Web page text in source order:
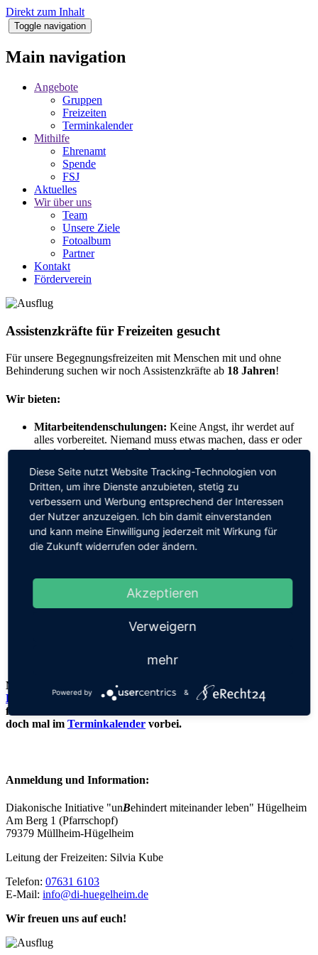
Direkt zum Inhalt
Toggle navigation
Main navigation
Angebote
Gruppen
Freizeiten
Terminkalender
Mithilfe
Ehrenamt
Spende
FSJ
Aktuelles
Wir über uns
Team
Unsere Ziele
Fotoalbum
Partner
Kontakt
Förderverein
Assistenzkräfte für Freizeiten gesucht
Für unsere Begegnungsfreizeiten mit Menschen mit und ohne
Behinderung suchen wir noch Assistenzkräfte ab 18 Jahren!
Wir bieten:
Mitarbeitendenschulungen: Keine Angst, ihr werdet auf
alles vorbereitet. Niemand muss etwas machen, dass er oder
sie sich nicht zutraut! Du brauchst kein Vorwissen, nur
Offenheit für Menschen.
Aufwandsentschädigung:Pro Tag bekommt ihr 50 Euro
für eine 15-tägige Freizeit bedeutet das750 Euro
Versicherungsschutz: Ihr erhaltet während der kompletten
Freizeit bei uns eine Haft- und Unfallversicherung!
Freie Unterkunft und Verpflegung!
Bescheinigung der Tätigkeit:Immer mehr
schreiben euch eine Bescheinigung für eure ehrenamtliche
Spaß, Freude und glückliche Menschen:
Helft uns dabei,
Neben unseren Freizeiten bieten wir auch verschiedenste
Begegnungsangebotezwischen unseren Freizeiten an. Hier
freuen wir uns immer über ehrenamtliche Helfer*innen. Schau
doch mal im Terminkalender vorbei.
Anmeldung und Information:
Diakonische Initiative "unBehindert miteinander leben" Hügelheim
Am Berg 1 (Pfarrschopf)
79379 Müllheim-Hügelheim
Leitung der Freizeiten: Silvia Kube
Telefon: 07631 6103
E-Mail: info@di-huegelheim.de
Wir freuen uns auf euch!
Diese Seite nutzt Website Tracking-Technologien von
Dritten, um ihre Dienste anzubieten, stetig zu
verbessern und Werbung entsprechend der Interessen
der Nutzer anzuzeigen. Ich bin damit einverstanden
und kann meine Einwilligung jederzeit mit Wirkung für
die Zukunft widerrufen oder ändern.
Akzeptieren
Verweigern
mehr
Powered by &